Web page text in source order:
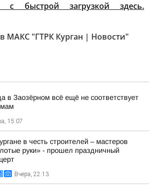
с быстрой загрузкой здесь.
МАКС "ГТРК Курган | Новости"
в Заозёрном всё ещё не соответствует
15:07
в честь строителей – мастеров
руки» - прошел праздничный
Вчера, 22:13